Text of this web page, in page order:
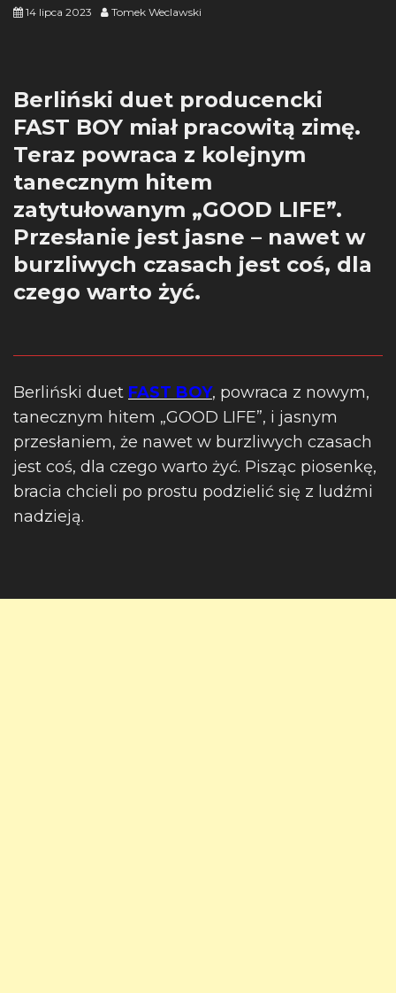
14 lipca 2023 Tomek Weclawski
Berliński duet producencki
FAST BOY miał pracowitą zimę.
Teraz powraca z kolejnym
tanecznym hitem
zatytułowanym „GOOD LIFE”.
Przesłanie jest jasne – nawet w
burzliwych czasach jest coś, dla
czego warto żyć.
Berliński duet FAST BOY, powraca z nowym,
tanecznym hitem „GOOD LIFE”, i jasnym
przesłaniem, że nawet w burzliwych czasach
jest coś, dla czego warto żyć. Pisząc piosenkę,
bracia chcieli po prostu podzielić się z ludźmi
nadzieją.